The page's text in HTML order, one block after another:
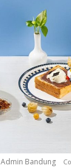
Admin Bandung